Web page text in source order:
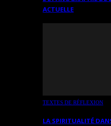
ACTUELLE
TEXTES DE RÉFLEXION
LA SPIRITUALITÉ